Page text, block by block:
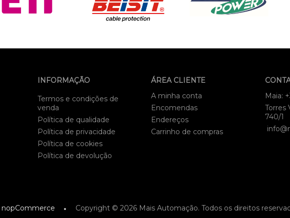
INFORMAÇÃO
Termos e condições de
venda
Política de qualidade
Política de privacidade
Política de cookies
Política de devolução
ÁREA CLIENTE
A minha conta
Encomendas
Endereços
Carrinho de compras
Maia:
Torres
740/1
nopCommerce Copyright © 2026 Mais Automação. Todos os direitos